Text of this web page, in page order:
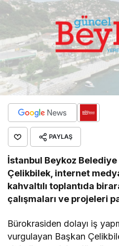
PAYLAŞ
İstanbul Beykoz Belediye
Çelikbilek, internet
kahvaltılı toplantıda
çalışmaları ve projeleri
Bürokrasiden dolayı iş
vurgulayan Başkan